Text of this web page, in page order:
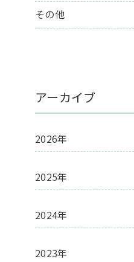
その他
アーカイブ
2026年
2025年
2024年
2023年